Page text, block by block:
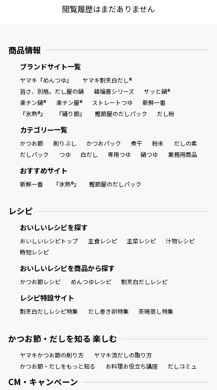
氷熟®︎
だしパック
閲覧履歴はまだありません
商品情報
ブランドサイト一覧
ヤマキ『めんつゆ』
ヤマキ割烹白だし®
旨さ、別格。だし屋の鍋
韓福善シリーズ
サッと鍋®
楽チン鍋®
楽チン屋® ストレートつゆ
新鮮一番
『氷熟®』
『踊り節』 鰹節屋のだしパック だし粉
カテゴリー一覧
かつお節 削りぶし かつおパック 煮干 粉末
だしの素
だしパック
つゆ 白だし 専用つゆ 鍋つゆ 業務用商品
おすすめサイト
新鮮一番 『氷熟®』 鰹節屋のだしパック
レシピ
おいしいレシピを探す
おいしいレシピトップ 主食レシピ 主菜レシピ
汁物レシピ
時短レシピ
おいしいレシピを商品から探す
かつお節レシピ めんつゆレシピ 割烹白だしレシピ
レシピ特設サイト
割烹白だしレシピ特集 だし巻き卵特集 茶碗蒸し特集
かつお節・だしを知る 楽しむ
ヤマキかつお節の削り方
ヤマキ流だしの取り方
かつお節・だしをもっと知る
お料理お役立ち講座 だしコミュ
CM・キャンペーン